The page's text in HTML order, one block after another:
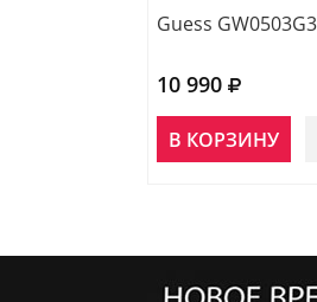
Guess GW0503G3
10 990
В КОРЗИНУ